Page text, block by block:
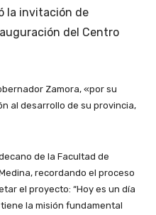
la invitación de
del Centro
Zamora, «por su
al desarrollo de su provincia,
de la Facultad de
recordando el proceso
el proyecto: “Hoy es un día
la misión fundamental